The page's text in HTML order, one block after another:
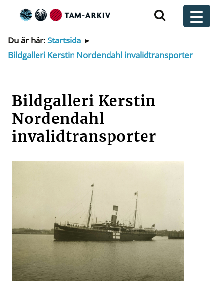
Huvudnavigering
Du är här:Startsida ▸
Bildgalleri Kerstin Nordendahl invalidtransporter
Bildgalleri Kerstin
Nordendahl
invalidtransporter